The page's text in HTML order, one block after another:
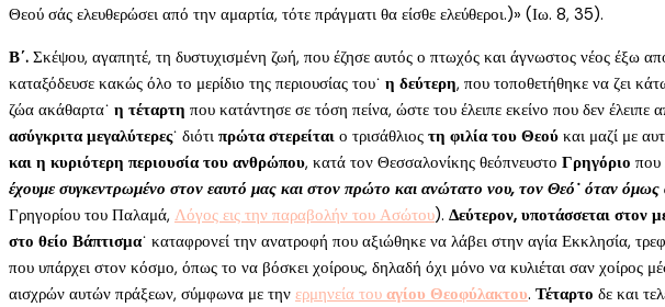
Θεού σάς ελευθερώσει από την αμαρτία, τότε πράγματι θα είσθε ελεύθεροι.)» (Ιω. 8, 35).
Β΄. Σκέψου, αγαπητέ, τη δυστυχισμένη ζωή, που έζησε αυτός ο πτωχός και άγνωστος νέος έξω
καταξόδευσε κακώς όλο το μερίδιο της περιουσίας του˙ η δεύτερη, που τοποθετήθηκε να ζει
ζώα ακάθαρτα˙ η τέταρτη που κατάντησε σε τόση πείνα, ώστε του έλειπε εκείνο που δεν
ασύγκριτα μεγαλύτερες˙ διότι πρώτα στερείται ο τρισάθλιος τη φιλία του Θεού και μαζί με
και η κυριότερη περιουσία του ανθρώπου, κατά τον Θεσσαλονίκης θεόπνευστο Γρηγόριο που
έχουμε συγκεντρωμένο στον εαυτό μας και στον πρώτο και ανώτατο νου, τον Θεό˙ όταν
Γρηγορίου του Παλαμά, Λόγος εις την παραβολήν του Ασώτου). Δεύτερον, υποτάσσεται στον
στο θείο Βάπτισμα˙ καταφρονεί την ανατροφή που αξιώθηκε να λάβει στην αγία Εκκλησία,
που υπάρχει στον κόσμο, όπως το να βόσκει χοίρους, δηλαδή όχι μόνο να κυλιέται σαν
αισχρών αυτών πράξεων, σύμφωνα με την ερμηνεία του αγίου Θεοφύλακτου. Τέταρτο δε και